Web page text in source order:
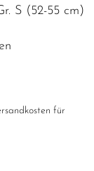
S (52-55 cm)
für